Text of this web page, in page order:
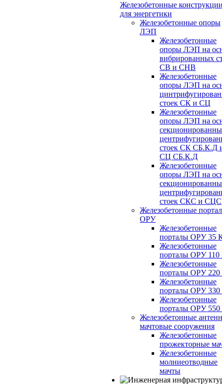
Железобетонные
для энергетики
Железобетонные опоры
ЛЭП
Железобетонные
опоры ЛЭП на
вибрированных
СВ и СНВ
Железобетонные
опоры ЛЭП на
стоек СК и СЦ
Железобетонные
опоры ЛЭП на
стоек СК СБ.К.Д
СЦ СБ.К.Д
Железобетонные
опоры ЛЭП на
стоек СКС и СЦС
Железобетонные
ОРУ
Железобетонные
порталы ОРУ 35
Железобетонные
порталы ОРУ
Железобетонные
порталы ОРУ
Железобетонные
порталы ОРУ
Железобетонные
порталы ОРУ
Железобетонные
мачтовые сооружения
Железобетонные
прожекторные
Железобетонные
молниеотводные
мачты